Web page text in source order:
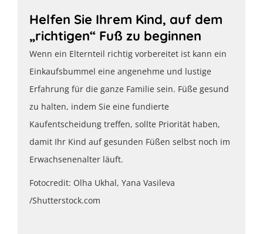
Helfen Sie Ihrem Kind, auf dem
„richtigen“ Fuß zu beginnen
Wenn ein Elternteil richtig vorbereitet ist kann ein
Einkaufsbummel eine angenehme und lustige
Erfahrung für die ganze Familie sein. Füße gesund
zu halten, indem Sie eine fundierte
Kaufentscheidung treffen, sollte Priorität haben,
damit Ihr Kind auf gesunden Füßen selbst noch im
Erwachsenenalter läuft.
Fotocredit: Olha Ukhal, Yana Vasileva
/Shutterstock.com